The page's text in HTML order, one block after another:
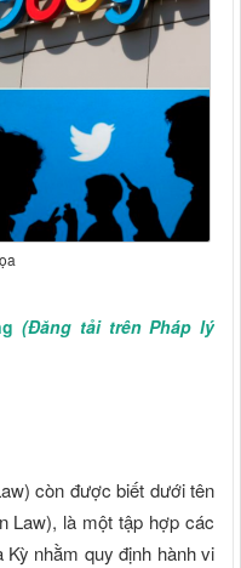
(Đăng tải trên Pháp lý
còn được biết dưới tên
Law), là một tập hợp các
Kỳ nhằm quy định hành vi